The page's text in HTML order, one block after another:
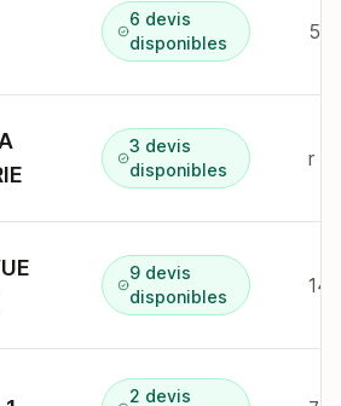
6 devis
disponibles
57
3 devis
disponibles
r
9 devis
disponibles
2 devis